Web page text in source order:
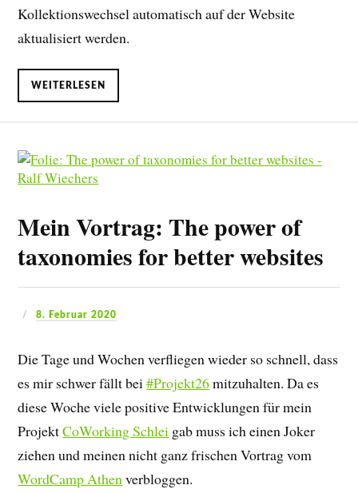
Kollektionswechsel automatisch auf der Website
aktualisiert werden.
WEITERLESEN
Mein Vortrag: The power of
taxonomies for better websites
8. Februar 2020
Die Tage und Wochen verfliegen wieder so schnell, dass
es mir schwer fällt bei#Projekt26mitzuhalten. Da es
diese Woche viele positive Entwicklungen für mein
ProjektCoWorking Schlei gab muss ich einen Joker
ziehen und meinen nicht ganz frischen Vortrag vom
WordCamp Athenverbloggen.